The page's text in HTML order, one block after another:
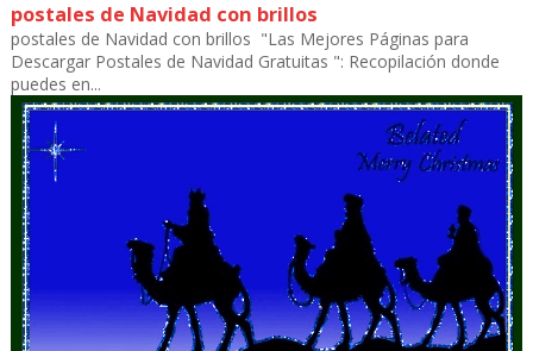
postales de Navidad con brillos
postales de Navidad con brillos "Las Mejores Páginas para
Descargar Postales de Navidad Gratuitas ": Recopilación donde
puedes en...